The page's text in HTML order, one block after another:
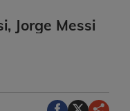
Jorge Messi